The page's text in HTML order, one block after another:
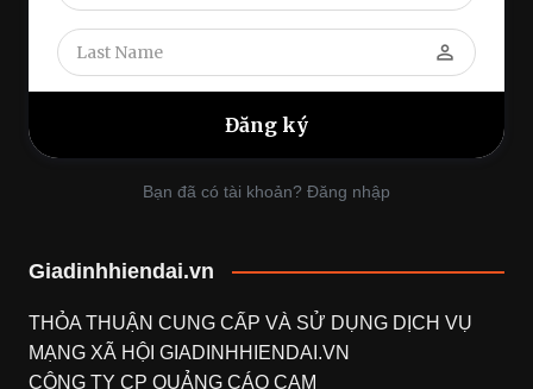
perm_identity
Bạn đã có tài khoản? Đăng nhập
Giadinhhiendai.vn
THỎA THUẬN CUNG CẤP VÀ SỬ DỤNG DỊCH VỤ
MẠNG XÃ HỘI GIADINHHIENDAI.VN
CÔNG TY CP QUẢNG CÁO CAM